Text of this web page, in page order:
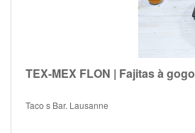
TEX-MEX FLON | Fajitas à gogo
Taco s Bar, Lausanne